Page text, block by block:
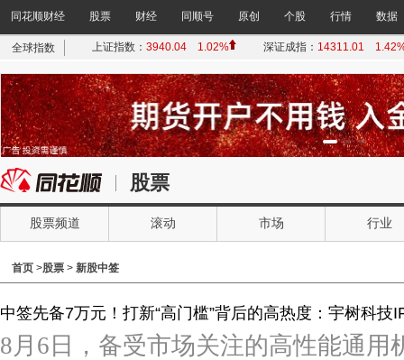
同花顺财经 股票 财经 同顺号 原创 个股 行情 数据
股票
股票频道 滚动 市场 行业
首页 >股票 > 新股中签
中签先备7万元！打新“高门槛”背后的高热度：宇树科技
8月6日，备受市场关注的高性能通用